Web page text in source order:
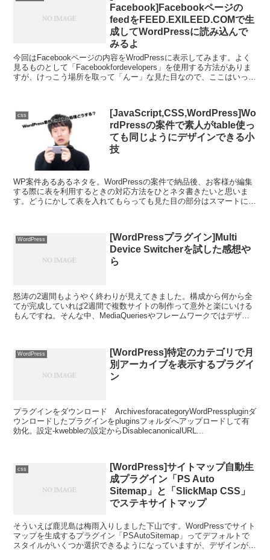
Facebook]Facebookページの
feedをFEED.EXILEED.COMで生
成してWordPressに読み込んで
みるよ
今回はFacebookページの内容をWrodPressに表示してみます。よく
見るものとして「Facebookfordevelopers」を使用する方法がありま
すが、けっこう場所を取って「んー」な見た目なので、ここはいっち
css
[JavaScript,CSS,WordPress]Wo
rdPressの案件で素人がtable使っ
ても同じようにデザインできる小
技
WP案件あるあるネタを。WordPressの案件で納品後、お客様が編集
する際に表を利用するときの対応方法をひとネタ書きたいと思いま
す。どうにかして表を入れてもらっても見た目の部分はスマートに行
WordPress
[WordPressプラグイン]Multi
Device Switcherを試した感想や
ら
怒涛の2週間もようやく終わりが見えてきました。構成から何から全
てが完成していれば2週間で複数サイトの制作って意外と楽にいける
もんですね。そんな中、MediaQueriesやフレームワークではデザイ
WordPress
[WordPress]特定のカテゴリで月
別アーカイブを表示するプラグイ
ン
プラグインをダウンロード ArchivesforacategoryWordPresspluginダ
ウンロードしたプラグインをpluginsフォルダへアップロードして有
効化。設定-kwebbleの設定からDisablecanonicalURL...
css
[WordPress]サイトマップ自動生
成プラグイン「PS Auto
Sitemap」と「SlickMap CSS」
でステキサイトマップ
そういえば鹿児島は梅雨入りしました下山です。WordPressでサイト
マップを生成するプラグイン「PSAutoSitemap」ってデフォルトで
スタイルがいくつか選択できるようになっていますが、デザインがス